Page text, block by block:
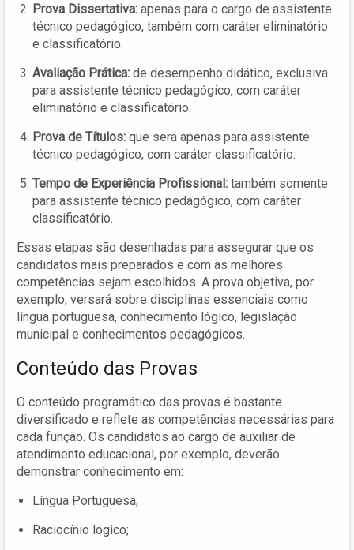
Prova Dissertativa: apenas para o cargo de assistente
técnico pedagógico, também com caráter eliminatório
e classificatório.
Avaliação Prática: de desempenho didático, exclusiva
para assistente técnico pedagógico, com caráter
eliminatório e classificatório.
Prova de Títulos: que será apenas para assistente
técnico pedagógico, com caráter classificatório.
Tempo de Experiência Profissional: também somente
para assistente técnico pedagógico, com caráter
classificatório.
Essas etapas são desenhadas para assegurar que os
candidatos mais preparados e com as melhores
competências sejam escolhidos. A prova objetiva, por
exemplo, versará sobre disciplinas essenciais como
língua portuguesa, conhecimento lógico, legislação
municipal e conhecimentos pedagógicos.
Conteúdo das Provas
O conteúdo programático das provas é bastante
diversificado e reflete as competências necessárias para
cada função. Os candidatos ao cargo de auxiliar de
atendimento educacional, por exemplo, deverão
demonstrar conhecimento em:
Língua Portuguesa;
Raciocínio lógico;